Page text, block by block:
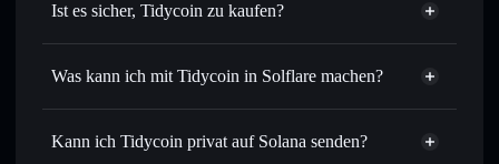
Ist es sicher, Tidycoin zu kaufen?
Tidycoin nicht verifiziert
Was kann ich mit Tidycoin in Solflare machen?
Tidycoin
Solflare-Wallet
Sofort tauschen– handle $TIDY gegen SOL, USDC oder
Kann ich Tidycoin privat auf Solana senden?